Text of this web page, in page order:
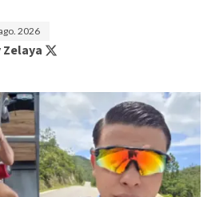
2026
Zelaya